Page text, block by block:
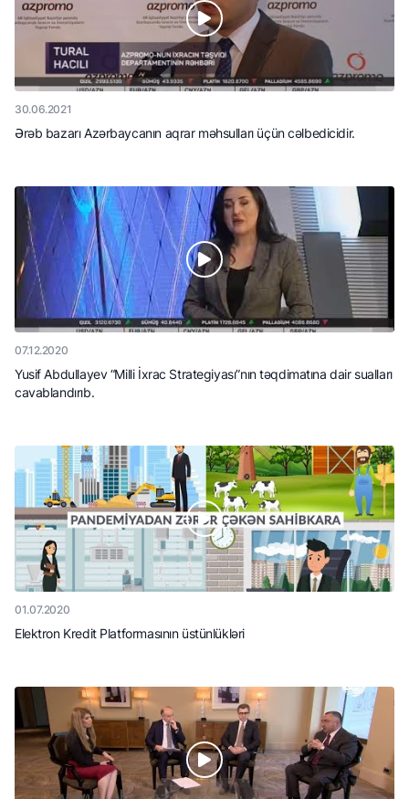
30.06.2021
Ərəb bazarı Azərbaycanın aqrar məhsulları üçün cəlbedicidir.
07.12.2020
Yusif Abdullayev “Milli İxrac Strategiyası”nın təqdimatına dair sualları
cavablandırıb.
01.07.2020
Elektron Kredit Platformasının üstünlükləri